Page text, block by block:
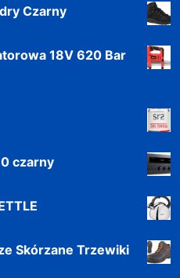
Czarny
18V 620 Bar
czarny
Skórzane Trzewiki